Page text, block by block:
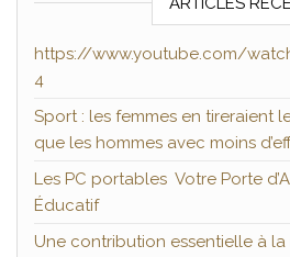
https://www.youtube.com/
4
Sport : les femmes en tireraient
que les hommes avec moins
Les PC portables Votre Porte
Éducatif
Une contribution essentielle à